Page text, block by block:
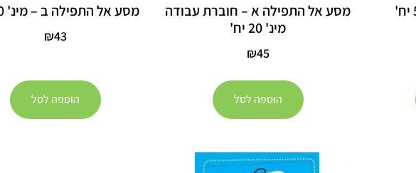
מסע אל התפילה א – חוברת עבודה
מינ' 20 יח'
₪45
הוספה לסל
מסע אל התפילה ב – מינ' 20 יח'
₪43
הוספה לסל